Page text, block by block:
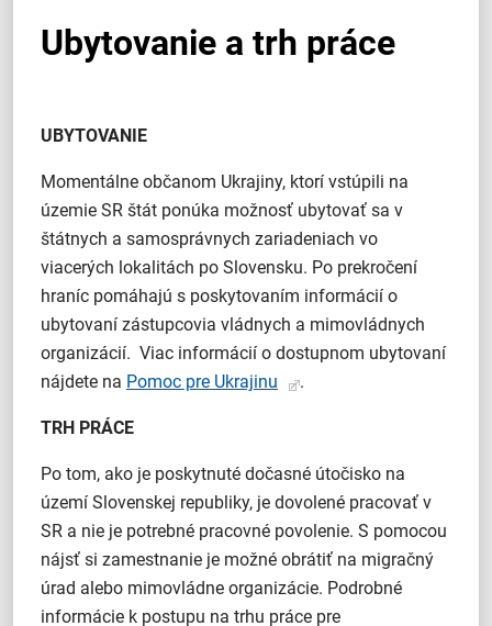
O Lamači
Ubytovanie a trh práce
UBYTOVANIE
Momentálne občanom Ukrajiny, ktorí vstúpili na
územie SR štát ponúka možnosť ubytovať sa v
štátnych a samosprávnych zariadeniach vo
viacerých lokalitách po Slovensku. Po prekročení
hraníc pomáhajú s poskytovaním informácií o
ubytovaní zástupcovia vládnych a mimovládnych
organizácií. Viac informácií o dostupnom ubytovaní
nájdete na Pomoc pre Ukrajinu .
TRH PRÁCE
Po tom, ako je poskytnuté dočasné útočisko na
území Slovenskej republiky, je dovolené pracovať v
SR a nie je potrebné pracovné povolenie. S pomocou
nájsť si zamestnanie je možné obrátiť na migračný
úrad alebo mimovládne organizácie. Podrobné
informácie k postupu na trhu práce pre